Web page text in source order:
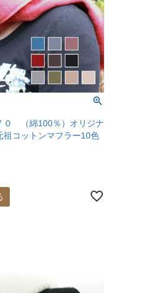
０ （綿100％）オリジナ
コットンマフラー10色